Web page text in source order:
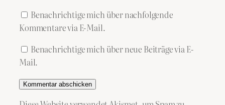
Benachrichtige mich über nachfolgende
Kommentare via E-Mail.
Benachrichtige mich über neue Beiträge via E-
Mail.